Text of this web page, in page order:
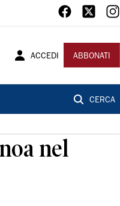
ACCEDI ABBONATI
CERCA
nel